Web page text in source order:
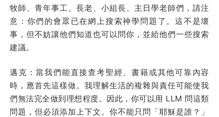
牧師、青年事工、長老、小組長、主日學老師們，請注
意：你們的會眾已在網上搜索神學問題了。這不是壞
事，但不妨讓他們知道也可以問你，並給他們一些搜索
建議。
邁克：當我們能直接查考聖經、書籍或其他可靠內容
時，應首先這樣做。我理解生活的複雜與責任可能使我
們無法完全做到理想程度。因此，你可以用 LLM 問這類
問題，但必須添加上下文。你不能只問「耶穌是誰？」